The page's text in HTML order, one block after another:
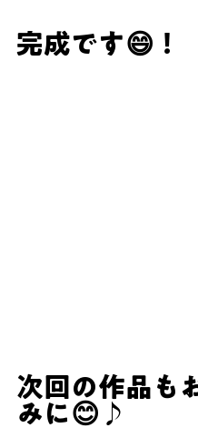
完成です😄！
次回の作品も
みに😊♪